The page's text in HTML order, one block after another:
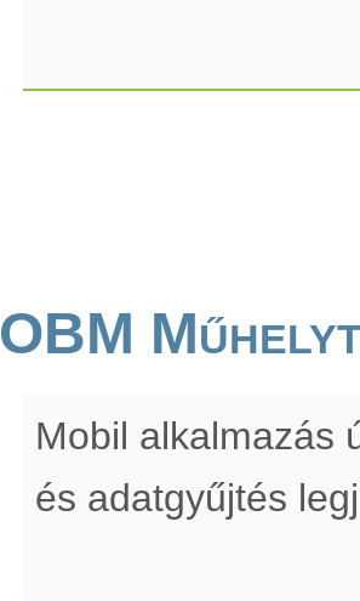
OBM
Mobil alkalmazás
és adatgyűjtés